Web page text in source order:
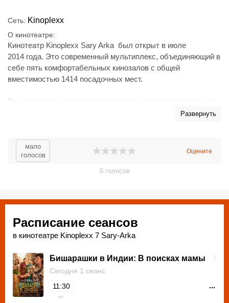
Сеть Kinoplexx
О кинотеатре
Кинотеатр Kinoplexx Sary Arka был открыт в июле
2014 года. Это современный мультиплекс, объединяющий в
себе пять комфортабельных кинозалов с общей
вместимостью 1414 посадочных мест.
Все кинозалы оснащены современным кинопроекционным
оборудованием для демонстрации фильмов в форматах 3D
глубоким и громким. Комфортабельные кресла позволяют
зрителю расслабиться во время сеанса и хорошо провести
время в кругу близких и друзей.
Развернуть
мало
голосов
Оцените
6голосов
Расписание сеансов
в кинотеатре Kinoplexx 7 Sary-Arka
Бишарашки в Индии: В поисках мамы
Сегодня 1 сеанс
11:30
от
...